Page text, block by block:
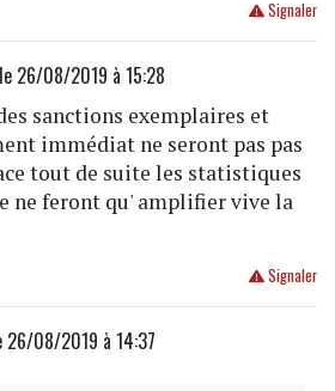
Signaler
le 26/08/2019 à 15:28
sanctions exemplaires et
immédiat ne seront pas pas
tout de suite les statistiques
ne feront qu' amplifier vive la
Signaler
08/2019 à 14:37